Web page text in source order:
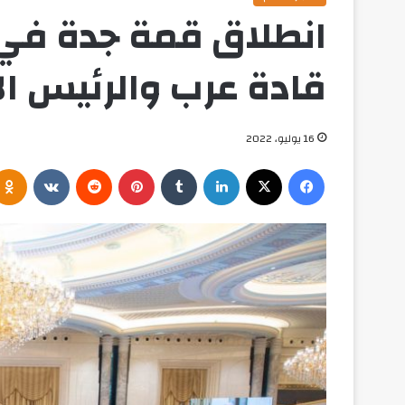
انطلاق قمة جدة
قادة عرب والرئيس
16 يوليو، 2022
فيسبوك لينكدإن بينتيريست